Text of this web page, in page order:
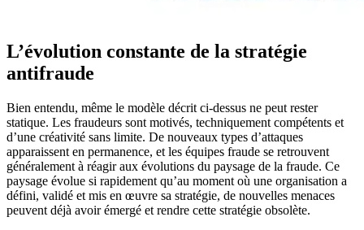
L’évolution constante de la stratégie
antifraude
Bien entendu, même le modèle décrit ci-dessus ne peut rester
statique. Les fraudeurs sont motivés, techniquement compétents et
d’une créativité sans limite. De nouveaux types d’attaques
apparaissent en permanence, et les équipes fraude se retrouvent
généralement à réagir aux évolutions du paysage de la fraude. Ce
paysage évolue si rapidement qu’au moment où une organisation a
défini, validé et mis en œuvre sa stratégie, de nouvelles menaces
peuvent déjà avoir émergé et rendre cette stratégie obsolète.